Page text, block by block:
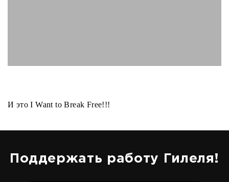
И это I Want to Break Free!!!
Поддержать работу Гилеля!